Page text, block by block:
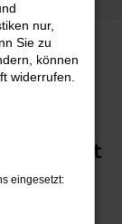
mit
–
nur,
Sie zu
können
widerrufen.
eingesetzt: